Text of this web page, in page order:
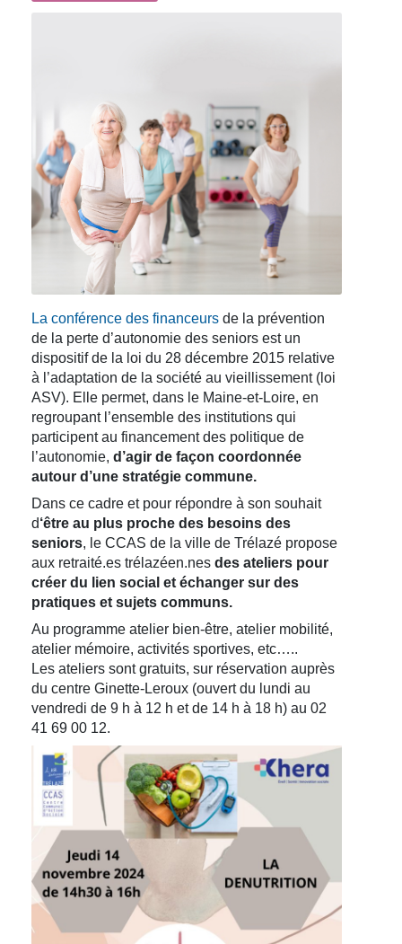
La conférence des financeurs de la prévention
de la perte d’autonomie des seniors est un
dispositif de la loi du 28 décembre 2015 relative
à l’adaptation de la société au vieillissement (loi
ASV). Elle permet, dans le Maine-et-Loire, en
regroupant l’ensemble des institutions qui
participent au financement des politique de
l’autonomie, d’agir de façon coordonnée
autour d’une stratégie commune.
Dans ce cadre et pour répondre à son souhait
d‘être au plus proche des besoins des
seniors, le CCAS de la ville de Trélazé propose
aux retraité.es trélazéen.nes des ateliers pour
créer du lien social et échanger sur des
pratiques et sujets communs.
Au programme atelier bien-être, atelier mobilité,
atelier mémoire, activités sportives, etc…..
Les ateliers sont gratuits, sur réservation auprès
du centre Ginette-Leroux (ouvert du lundi au
vendredi de 9 h à 12 h et de 14 h à 18 h) au 02
41 69 00 12.